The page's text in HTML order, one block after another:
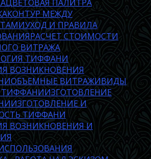
ЦВЕТОВАЯ ПАЛИТРА
КОНТУР МЕЖДУ
УХОД И ПРАВИЛА
РАСЧЕТ СТОИМОСТИ
ВИТРАЖА
ТИФФАНИ
ВОЗНИКНОВЕНИЯ
ОБЪЕМНЫЕ ВИТРАЖИВИДЫ
ТИФФАНИИЗГОТОВЛЕНИЕ
ИЗГОТОВЛЕНИЕ И
ТИФФАНИ
ВОЗНИКНОВЕНИЯ И